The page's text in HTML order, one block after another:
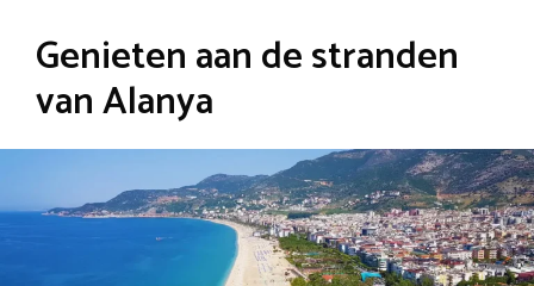
Genieten aan de stranden
van Alanya